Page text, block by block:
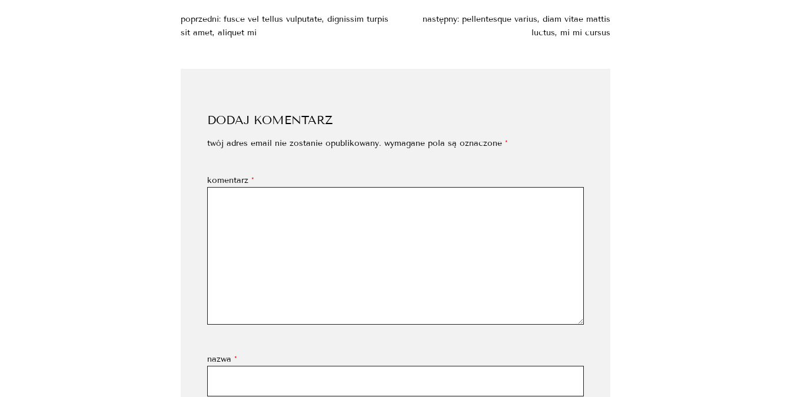
NAWIGACJA
WPISU
poprzedni: fusce vel tellus vulputate, dignissim turpis
sit amet, aliquet mi
następny: pellentesque varius, diam vitae mattis
luctus, mi mi cursus
DODAJ KOMENTARZ
twój adres email nie zostanie opublikowany. wymagane pola są oznaczone *
komentarz *
nazwa *